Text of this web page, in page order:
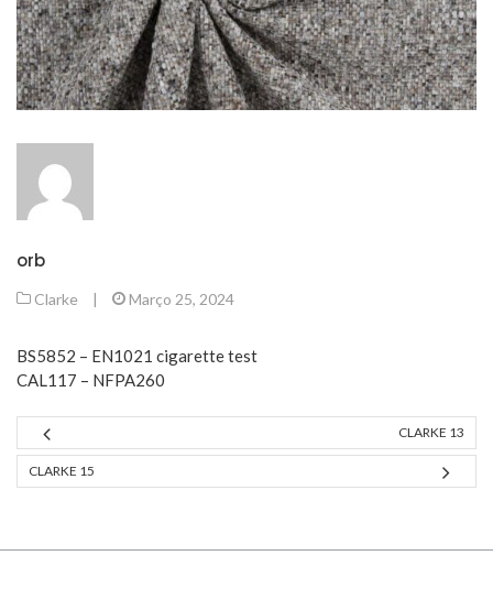
orb
Clarke | Março 25, 2024
BS5852 – EN1021 cigarette test
CAL117 – NFPA260
CLARKE 13
CLARKE 15